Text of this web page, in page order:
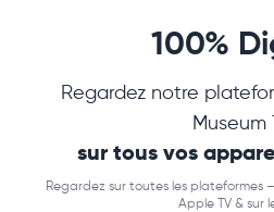
100%
Regardez notre
Museum
sur tous vos
Regardez sur toutes les plateformes –
Apple TV & sur